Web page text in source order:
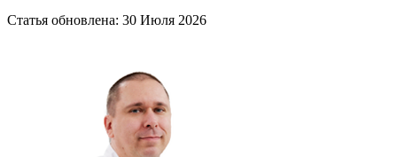
Статья обновлена: 30 Июля 2026